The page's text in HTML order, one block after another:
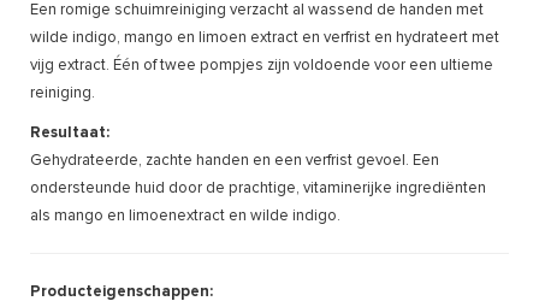
Een romige schuimreiniging verzacht al wassend de handen met
wilde indigo, mango en limoen extract en verfrist en hydrateert met
vijg extract. Één of twee pompjes zijn voldoende voor een ultieme
reiniging.
Resultaat:
Gehydrateerde, zachte handen en een verfrist gevoel. Een
ondersteunde huid door de prachtige, vitaminerijke ingrediënten
als mango en limoenextract en wilde indigo.
Producteigenschappen: